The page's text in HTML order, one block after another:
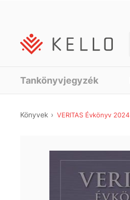
Tankönyvjegyzék
Könyvek VERITAS Évkönyv 2024